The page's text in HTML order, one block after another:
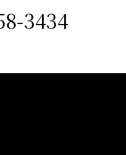
3434